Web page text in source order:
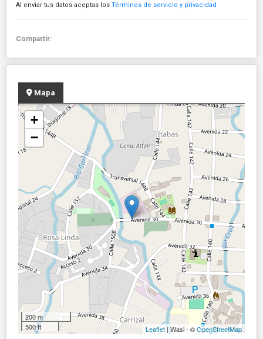
Al enviar tus datos aceptas los Términos de servicio y privacidad
Compartir:
Mapa
+
−
200 m
500 ft
Leaflet| Wasi - ©OpenStreetMap